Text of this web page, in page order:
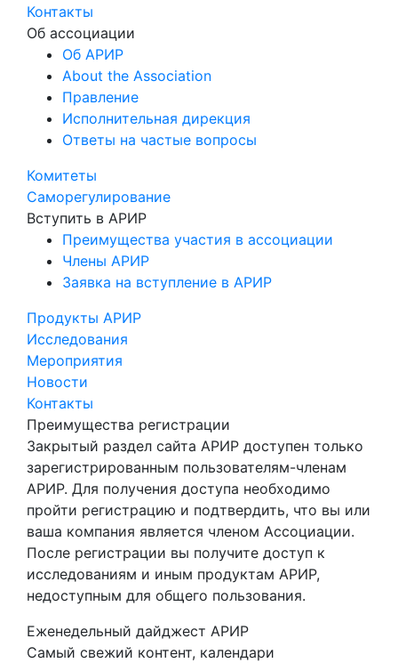
Контакты
Об ассоциации
Об АРИР
About the Association
Правление
Исполнительная дирекция
Ответы на частые вопросы
Комитеты
Саморегулирование
Вступить в АРИР
Преимущества участия в ассоциации
Члены АРИР
Заявка на вступление в АРИР
Продукты АРИР
Исследования
Мероприятия
Новости
Контакты
Преимущества регистрации
Закрытый раздел сайта АРИР доступен только
зарегистрированным пользователям-членам
АРИР. Для получения доступа необходимо
пройти регистрацию и подтвердить, что вы или
ваша компания является членом Ассоциации.
После регистрации вы получите доступ к
исследованиям и иным продуктам АРИР,
недоступным для общего пользования.
Еженедельный дайджест АРИР
Самый свежий контент, календари